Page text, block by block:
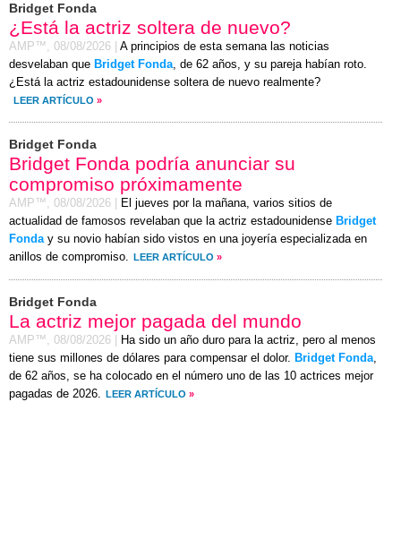
Bridget Fonda
¿Está la actriz soltera de nuevo?
AMP™, 08/08/2026
A principios de esta semana las noticias
desvelaban que Bridget Fonda, de 62 años, y su pareja habían roto.
¿Está la actriz estadounidense soltera de nuevo realmente?
LEER ARTÍCULO »
Bridget Fonda
Bridget Fonda podría anunciar su
compromiso próximamente
AMP™, 08/08/2026
El jueves por la mañana, varios sitios de
actualidad de famosos revelaban que la actriz estadounidense Bridget
Fonday su novio habían sido vistos en una joyería especializada en
anillos de compromiso. LEER ARTÍCULO »
Bridget Fonda
La actriz mejor pagada del mundo
AMP™, 08/08/2026
Ha sido un año duro para la actriz, pero al menos
tiene sus millones de dólares para compensar el dolor. Bridget Fonda,
de 62 años, se ha colocado en el número uno de las 10 actrices mejor
pagadas de 2026. LEER ARTÍCULO »